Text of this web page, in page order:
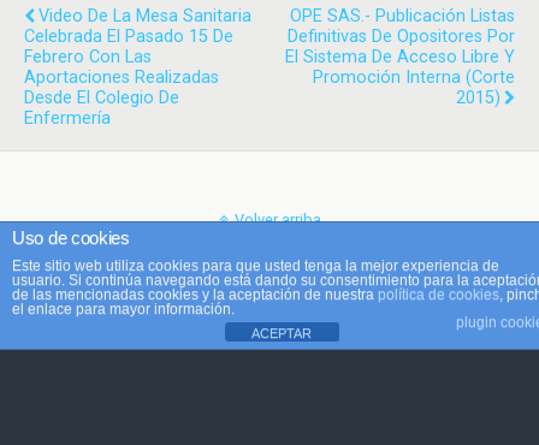
Video De La Mesa Sanitaria
Celebrada El Pasado 15 De
Febrero Con Las
Aportaciones Realizadas
Desde El Colegio De
Enfermería
OPE SAS.- Publicación Listas
Definitivas De Opositores Por
El Sistema De Acceso Libre Y
Promoción Interna (corte
2015)
Volver arriba
Móvil Escritorio
Uso de cookies
Este sitio web utiliza cookies para que usted tenga la mejor experiencia de
usuario. Si continúa navegando está dando su consentimiento para la
de las mencionadas cookies y la aceptación de nuestra política de cookies,
el enlace para mayor información.
plugin
ACEPTAR